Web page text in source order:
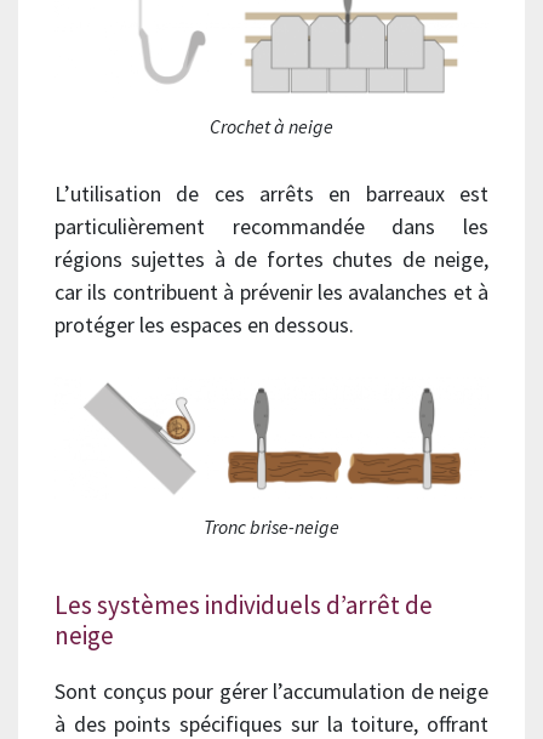
Crochet à neige
L’utilisation de ces arrêts en barreaux est
particulièrement recommandée dans les
régions sujettes à de fortes chutes de neige,
car ils contribuent à prévenir les avalanches et à
protéger les espaces en dessous.
Tronc brise-neige
Les systèmes individuels d’arrêt de
neige
Sont conçus pour gérer l’accumulation de neige
à des points spécifiques sur la toiture, offrant